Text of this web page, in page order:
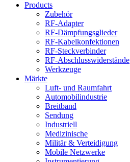
Products
Zubehör
RF-Adapter
RF-Dämpfungsglieder
RF-Kabelkonfektionen
RF-Steckverbinder
RF-Abschlusswiderstände
Werkzeuge
Märkte
Luft- und Raumfahrt
Automobilindustrie
Breitband
Sendung
Industriell
Medizinische
Militär & Verteidigung
Mobile Netzwerke